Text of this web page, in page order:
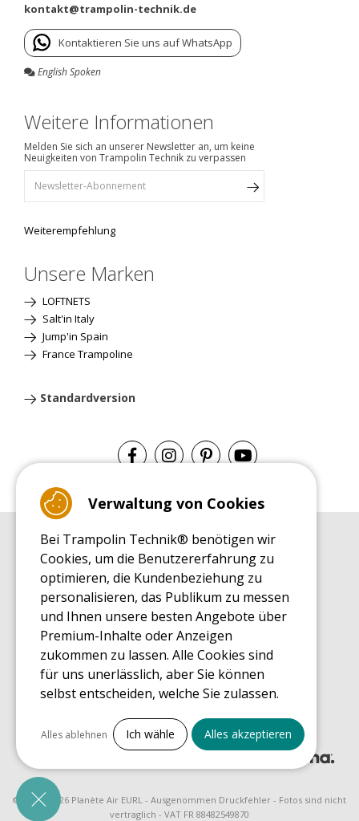
kontakt@trampolin-technik.de
Kontaktieren Sie uns auf WhatsApp
English Spoken
Weitere Informationen
Melden Sie sich an unserer Newsletter an, um keine
Neuigkeiten von Trampolin Technik zu verpassen
Weiterempfehlung
Unsere Marken
LOFTNETS
Salt'in Italy
Jump'in Spain
France Trampoline
Standardversion
EINKAUFSRATGEBER
Einkaufsratgeber
MONTAGE RATGEBER
Montagehinweise für ein Freizeit Trampolin
PFLEGERATGEBER
Pflegeratgeber für Ihr Freizeit Trampolin
ENDECKUNGSTOUR
Was Sie über Freizeit Trampoline wissen sollten
EINKAUFSRATGEBER FÜR ERSATZTEILE
© 2008 - 2026 Planète Air EURL - Ausgenommen Druckfehler - Fotos sind nicht
vertraglich - VAT FR 88482549870
Verwaltung von Cookies
Bei Trampolin Technik® benötigen wir
Cookies, um die Benutzererfahrung zu
optimieren, die Kundenbeziehung zu
personalisieren, das Publikum zu messen
und Ihnen unsere besten Angebote über
Premium-Inhalte oder Anzeigen
zukommen zu lassen. Alle Cookies sind
für uns unerlässlich, aber Sie können
selbst entscheiden, welche Sie zulassen.
Alles ankreuzen
Notwendige Cookies
Für den Betrieb der Website erforderlich
Alles ablehnen Ich wähle Alles akzeptieren